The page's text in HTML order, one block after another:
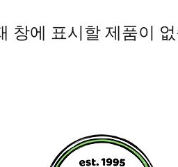
창에 표시할 제품이